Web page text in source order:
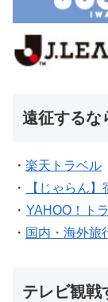
遠征するな
・ 楽天トラベル
・
【じゃらん】
・ YAHOO！ト
・ 国内・海外旅
テレビ観戦